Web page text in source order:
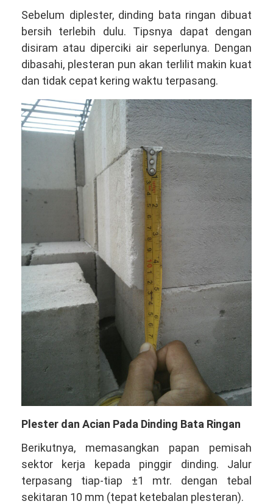
Sebelum diplester, dinding bata ringan dibuat
bersih terlebih dulu. Tipsnya dapat dengan
disiram atau diperciki air seperlunya. Dengan
dibasahi, plesteran pun akan terlilit makin kuat
dan tidak cepat kering waktu terpasang.
Plester dan Acian Pada Dinding Bata Ringan
Berikutnya, memasangkan papan pemisah
sektor kerja kepada pinggir dinding. Jalur
terpasang tiap-tiap ±1 mtr. dengan tebal
sekitaran 10 mm (tepat ketebalan plesteran).